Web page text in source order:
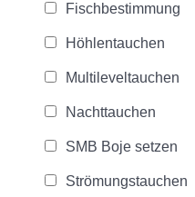
Fischbestimmung
Höhlentauchen
Multileveltauchen
Nachttauchen
SMB Boje setzen
Strömungstauchen